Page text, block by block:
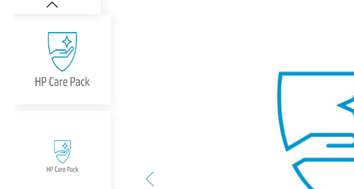
Bildergalerie überspringen